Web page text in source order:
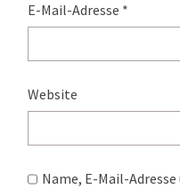
E-Mail-Adresse *
Website
Name, E-Mail-